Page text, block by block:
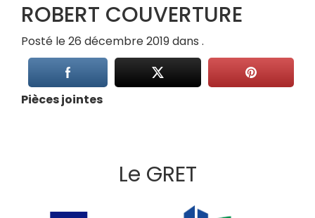
ROBERT COUVERTURE
Posté le 26 décembre 2019 dans .
Pièces jointes
Le GRET